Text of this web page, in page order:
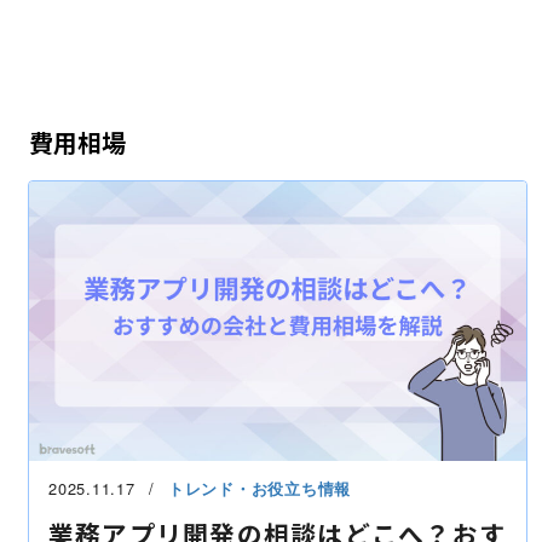
費用相場
2025.11.17 トレンド・お役立ち情報
業務アプリ開発の相談はどこへ？おす